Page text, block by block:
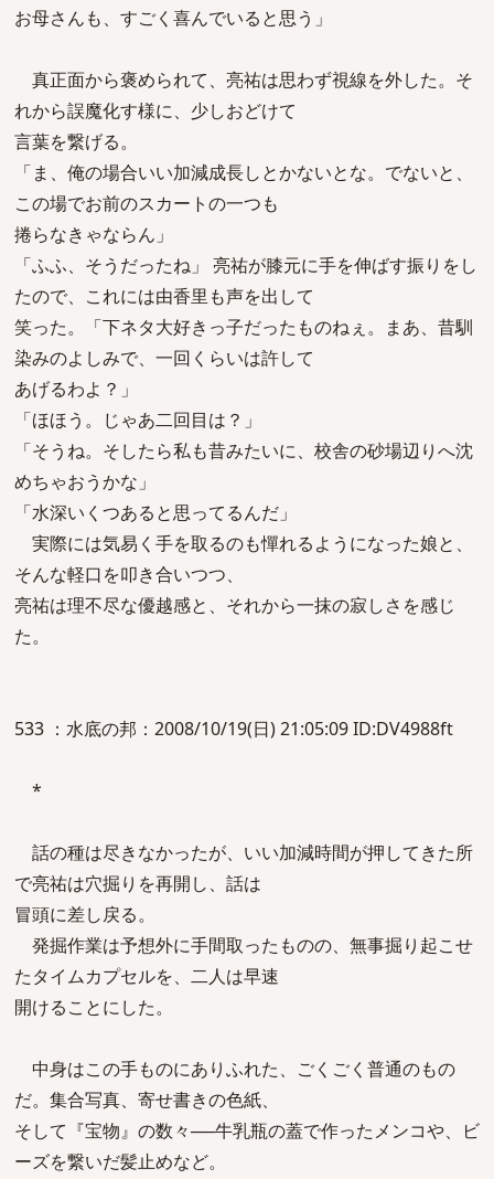
お母さんも、すごく喜んでいると思う」
真正面から褒められて、亮祐は思わず視線を外した。そ
れから誤魔化す様に、少しおどけて
言葉を繋げる。
「ま、俺の場合いい加減成長しとかないとな。でないと、
この場でお前のスカートの一つも
捲らなきゃならん」
「ふふ、そうだったね」 亮祐が膝元に手を伸ばす振りをし
たので、これには由香里も声を出して
笑った。「下ネタ大好きっ子だったものねぇ。まあ、昔馴
染みのよしみで、一回くらいは許して
あげるわよ？」
「ほほう。じゃあ二回目は？」
「そうね。そしたら私も昔みたいに、校舎の砂場辺りへ沈
めちゃおうかな」
「水深いくつあると思ってるんだ」
実際には気易く手を取るのも憚れるようになった娘と、
そんな軽口を叩き合いつつ、
亮祐は理不尽な優越感と、それから一抹の寂しさを感じ
た。
533 ：水底の邦：2008/10/19(日) 21:05:09 ID:DV4988ft
*
話の種は尽きなかったが、いい加減時間が押してきた所
で亮祐は穴掘りを再開し、話は
冒頭に差し戻る。
発掘作業は予想外に手間取ったものの、無事掘り起こせ
たタイムカプセルを、二人は早速
開けることにした。
中身はこの手ものにありふれた、ごくごく普通のもの
だ。集合写真、寄せ書きの色紙、
そして『宝物』の数々──牛乳瓶の蓋で作ったメンコや、ビ
ーズを繋いだ髪止めなど。